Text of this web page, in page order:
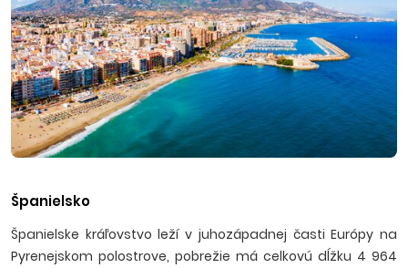
Španielsko
Španielske kráľovstvo leží v juhozápadnej časti Európy na
Pyrenejskom polostrove, pobrežie má celkovú dĺžku 4 964